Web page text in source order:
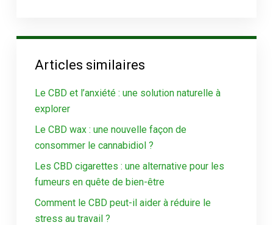
Articles similaires
Le CBD et l’anxiété : une solution naturelle à
explorer
Le CBD wax : une nouvelle façon de
consommer le cannabidiol ?
Les CBD cigarettes : une alternative pour les
fumeurs en quête de bien-être
Comment le CBD peut-il aider à réduire le
stress au travail ?